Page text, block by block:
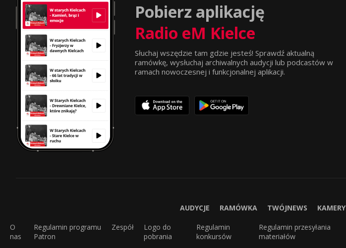
Pobierz aplikację
Radio eM Kielce
Słuchaj wszędzie tam gdzie jesteś! Sprawdź aktualną
ramówkę, wysłuchaj archiwalnych audycji lub podcastów w
ramach nowoczesnej i funkcjonalnej aplikacji.
AUDYCJE RAMÓWKA TWÓJNEWS KAMERY
O
nas
Regulamin programu
Patron
Zespół
Logo do
pobrania
Regulamin
konkursów
Regulamin przesyłania
materiałów